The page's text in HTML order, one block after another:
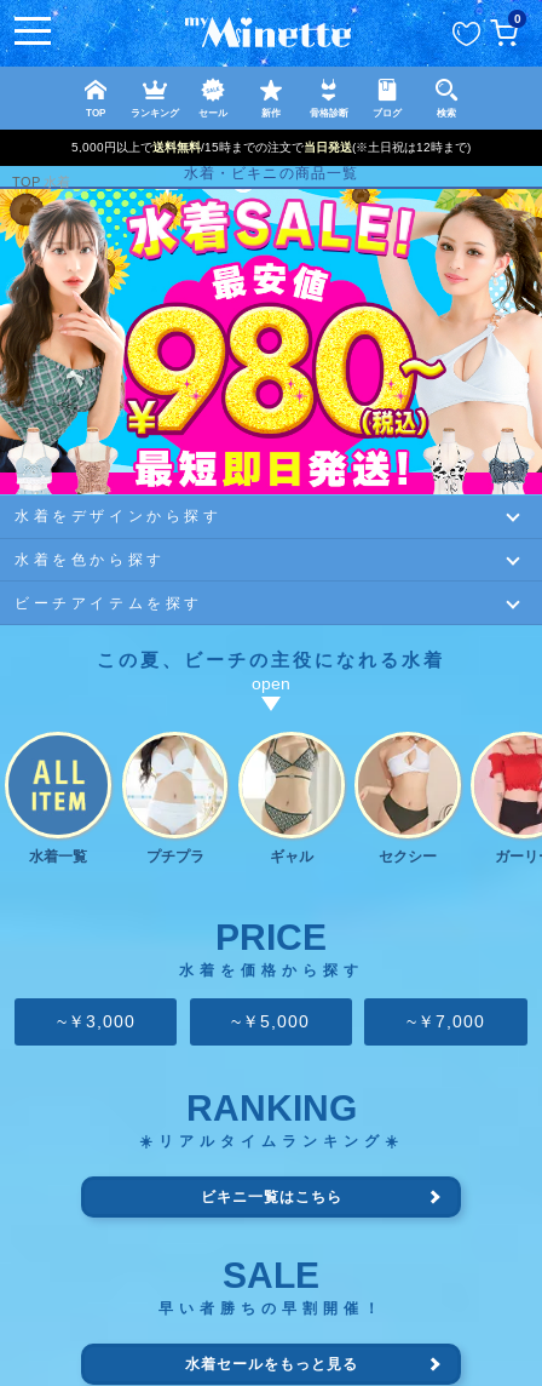
0
TOP ランキング セール 新作 骨格診断 ブログ 検索
5,000円以上で送料無料/15時までの注文で当日発送(※土日祝は12時まで)
TOP 水着 水着・ビキニの商品一覧
水着をデザインから探す
スカート
ハイネック ホルターネック 三角ビキニ
ギャル セクシー ガーリー
水着を色から探す
ブルー
イエロー オレンジ グリーン
ブラウン
ビーチアイテムを探す
ビーチバッグ ビーチシャツ アクセサリー
盛りブラ
この夏、ビーチの主役になれる水着
水着一覧 プチプラ ギャル セクシー ガーリ
PRICE
水着を価格から探す
~￥3,000 ~￥5,000 ~￥7,000
RANKING
☀️リアルタイムランキング☀️
ビキニ一覧はこちら
SALE
早い者勝ちの早割開催！
水着セールをもっと見る
ペー
ジト
ップ